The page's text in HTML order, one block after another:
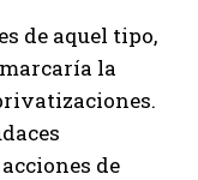
de aquel tipo,
la
de